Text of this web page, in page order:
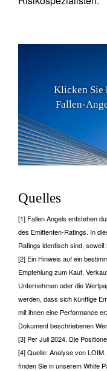
Klicken Sie
Fallen-Ang
Quelles
[1] Fallen Angels entstehen
des Emittenten-Ratings. In
Ratings identisch sind,
[2] Ein Hinweis auf ein
Empfehlung zum Kauf,
Unternehmen oder die
werden, dass sich künftige
mit ihnen eine Performance
Dokument beschriebenen
[3] Per Juli 2024. Die
[4] Quelle: Analyse von
finden Sie in unserem White